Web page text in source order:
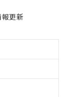
更新